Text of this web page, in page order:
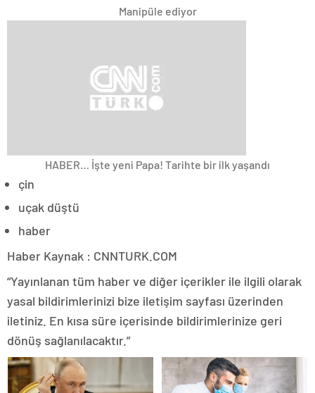
Manipüle ediyor
HABER… İşte yeni Papa! Tarihte bir ilk yaşandı
çin
uçak düştü
haber
Haber Kaynak : CNNTURK.COM
“Yayınlanan tüm haber ve diğer içerikler ile ilgili olarak
yasal bildirimlerinizi bize iletişim sayfası üzerinden
iletiniz. En kısa süre içerisinde bildirimlerinize geri
dönüş sağlanılacaktır.”